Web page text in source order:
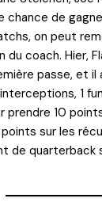
chance de
on peut
du coach. Hier,
passe, et il
1
prendre 10
points sur les
de quarterback